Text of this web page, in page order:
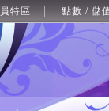
特區 點數 / 儲